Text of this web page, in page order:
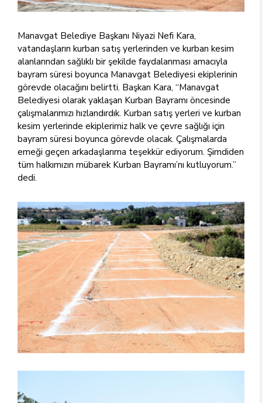
Manavgat Belediye Başkanı Niyazi Nefi Kara,
vatandaşların kurban satış yerlerinden ve kurban kesim
alanlarından sağlıklı bir şekilde faydalanması amacıyla
bayram süresi boyunca Manavgat Belediyesi ekiplerinin
görevde olacağını belirtti. Başkan Kara, “Manavgat
Belediyesi olarak yaklaşan Kurban Bayramı öncesinde
çalışmalarımızı hızlandırdık. Kurban satış yerleri ve kurban
kesim yerlerinde ekiplerimiz halk ve çevre sağlığı için
bayram süresi boyunca görevde olacak. Çalışmalarda
emeği geçen arkadaşlarıma teşekkür ediyorum. Şimdiden
tüm halkımızın mübarek Kurban Bayramı’nı kutluyorum.”
dedi.